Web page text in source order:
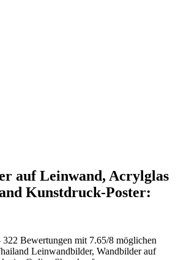
auf Leinwand, Acrylglas
Kunstdruck-Poster:
322 Bewertungen mit 7.65/8 möglichen
Leinwandbilder, Wandbilder auf